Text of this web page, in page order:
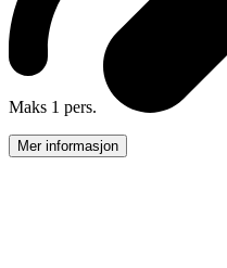
Maks 1 pers.
Mer informasjon